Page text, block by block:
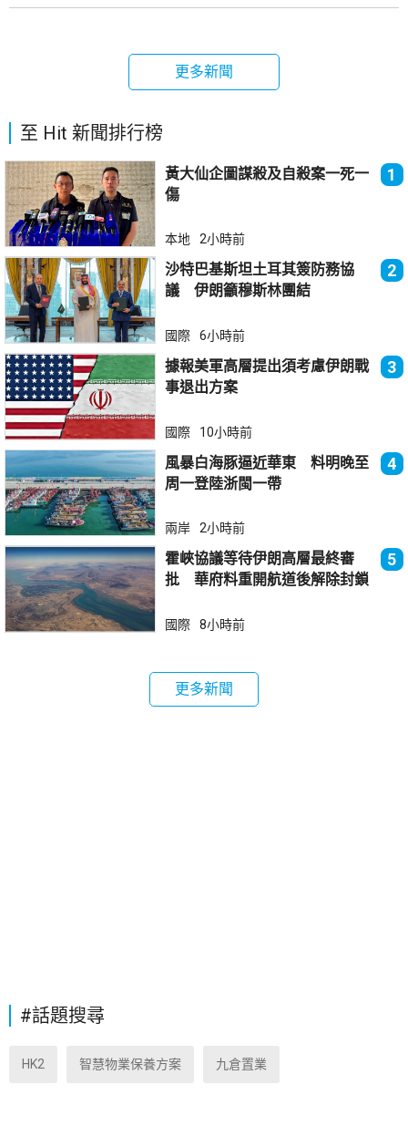
更多新聞
至 Hit 新聞排行榜
黃大仙企圖謀殺及自殺案一死一
傷
1
本地 2小時前
沙特巴基斯坦土耳其簽防務協
議 伊朗籲穆斯林團結
2
國際 6小時前
據報美軍高層提出須考慮伊朗戰
事退出方案
3
國際 10小時前
風暴白海豚逼近華東 料明晚至
周一登陸浙閩一帶
4
兩岸 2小時前
霍峽協議等待伊朗高層最終審
批 華府料重開航道後解除封鎖
5
國際 8小時前
更多新聞
#話題搜尋
HK2 智慧物業保養方案 九倉置業